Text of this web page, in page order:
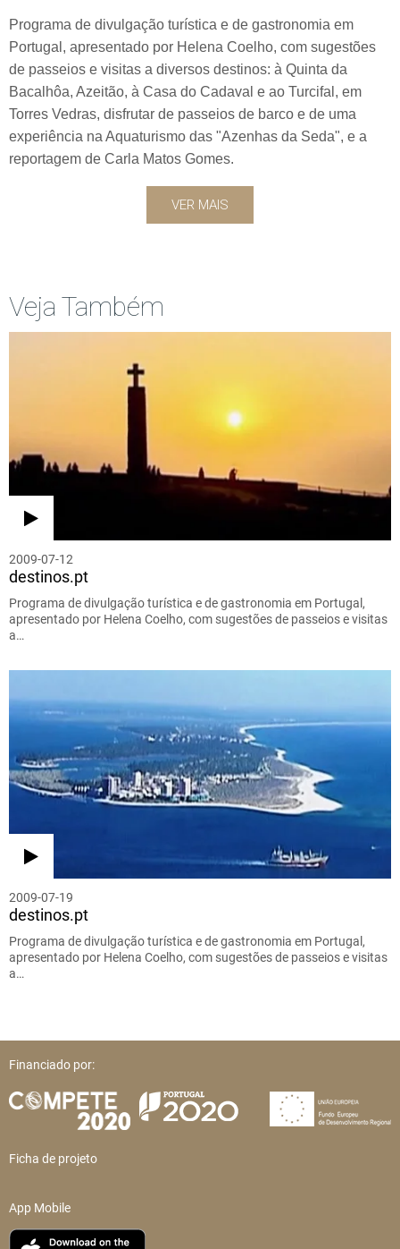
Programa de divulgação turística e de gastronomia em
Portugal, apresentado por Helena Coelho, com sugestões
de passeios e visitas a diversos destinos: à Quinta da
Bacalhôa, Azeitão, à Casa do Cadaval e ao Turcifal, em
Torres Vedras, disfrutar de passeios de barco e de uma
experiência na Aquaturismo das "Azenhas da Seda", e a
reportagem de Carla Matos Gomes.
VER MAIS
Veja Também
2009-07-12
destinos.pt
Programa de divulgação turística e de gastronomia em Portugal,
apresentado por Helena Coelho, com sugestões de passeios e visitas
a…
2009-07-19
destinos.pt
Programa de divulgação turística e de gastronomia em Portugal,
apresentado por Helena Coelho, com sugestões de passeios e visitas
a…
Financiado por:
Ficha de projeto
App Mobile